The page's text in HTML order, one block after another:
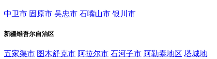
中卫市 固原市 吴忠市 石嘴山市 银川市
新疆维吾尔自治区
五家渠市 图木舒克市 阿拉尔市 石河子市 阿勒泰地区 塔城地